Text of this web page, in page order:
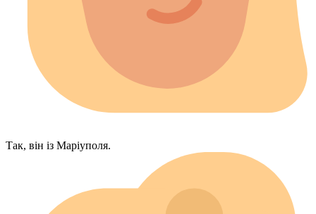
Так, він із Маріуполя.